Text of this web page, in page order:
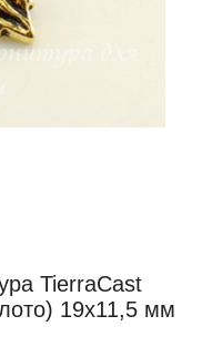
TierraCast
19х11,5 мм